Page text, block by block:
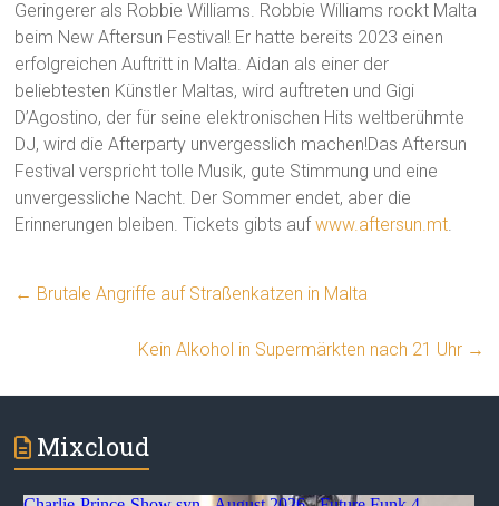
Geringerer als Robbie Williams. Robbie Williams rockt Malta
beim New Aftersun Festival! Er hatte bereits 2023 einen
erfolgreichen Auftritt in Malta. Aidan als einer der
beliebtesten Künstler Maltas, wird auftreten und Gigi
D’Agostino, der für seine elektronischen Hits weltberühmte
DJ, wird die Afterparty unvergesslich machen!Das Aftersun
Festival verspricht tolle Musik, gute Stimmung und eine
unvergessliche Nacht. Der Sommer endet, aber die
Erinnerungen bleiben. Tickets gibts aufwww.aftersun.mt.
← Brutale Angriffe auf Straßenkatzen in Malta
Kein Alkohol in Supermärkten nach 21 Uhr →
Mixcloud